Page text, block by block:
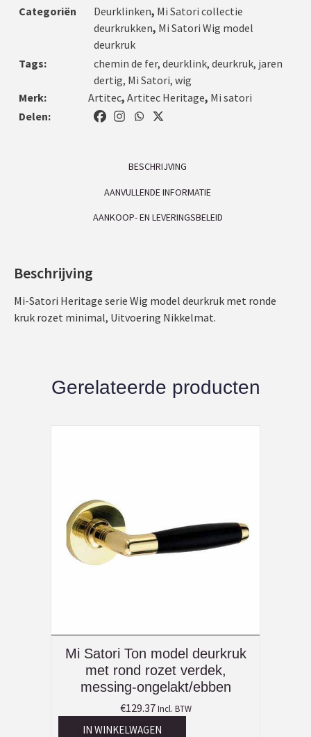
Categoriën
Deurklinken, Mi Satori collectie
deurkrukken, Mi Satori Wig model
deurkruk
Tags:
chemin de fer, deurklink, deurkruk, jaren
dertig, Mi Satori, wig
Merk:
Artitec, Artitec Heritage, Mi satori
Delen:
BESCHRIJVING
AANVULLENDE INFORMATIE
AANKOOP- EN LEVERINGSBELEID
Beschrijving
Mi-Satori Heritage serie Wig model deurkruk met ronde
kruk rozet minimal, Uitvoering Nikkelmat.
Gerelateerde producten
Mi Satori Ton model deurkruk
met rond rozet verdek,
messing-ongelakt/ebben
€129.37 Incl. BTW
IN WINKELWAGEN